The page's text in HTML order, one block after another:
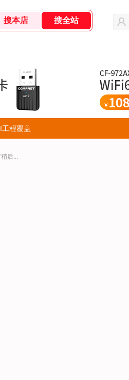
工程覆盖
后...